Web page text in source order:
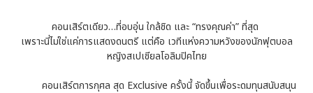
คอนเสิร์ตเดียว…ที่อบอุ่น ใกล้ชิด และ “ทรงคุณค่า” ที่สุด
เพราะนี่ไม่ใช่แค่การแสดงดนตรี แต่คือ เวทีแห่งความหวังของนักฟุตบอล
หญิงสเปเชียลโอลิมปิคไทย
คอนเสิร์ตการกุศล สุด Exclusive ครั้งนี้ จัดขึ้นเพื่อระดมทุนสนับสนุน